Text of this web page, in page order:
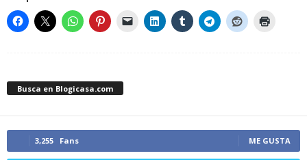
Busca en Blogicasa.com
3,255 Fans ME GUSTA